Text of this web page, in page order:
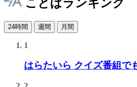
ことばランキング
24時間 週間 月間
1
はらたいら クイズ番組で